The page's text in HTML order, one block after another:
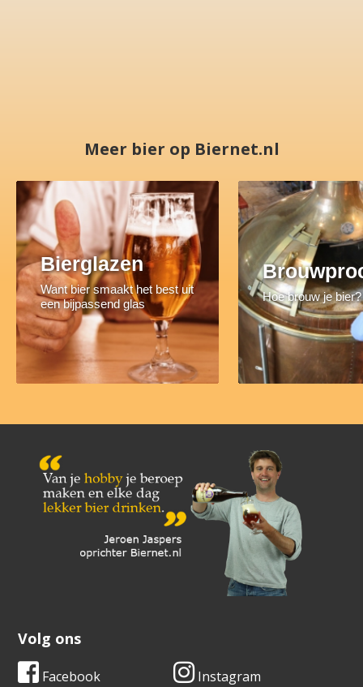
Meer bier op Biernet.nl
Bierglazen
Want bier smaakt het best uit
een bijpassend glas
Hoe brouw je bier?
Volg ons
Facebook Instagram